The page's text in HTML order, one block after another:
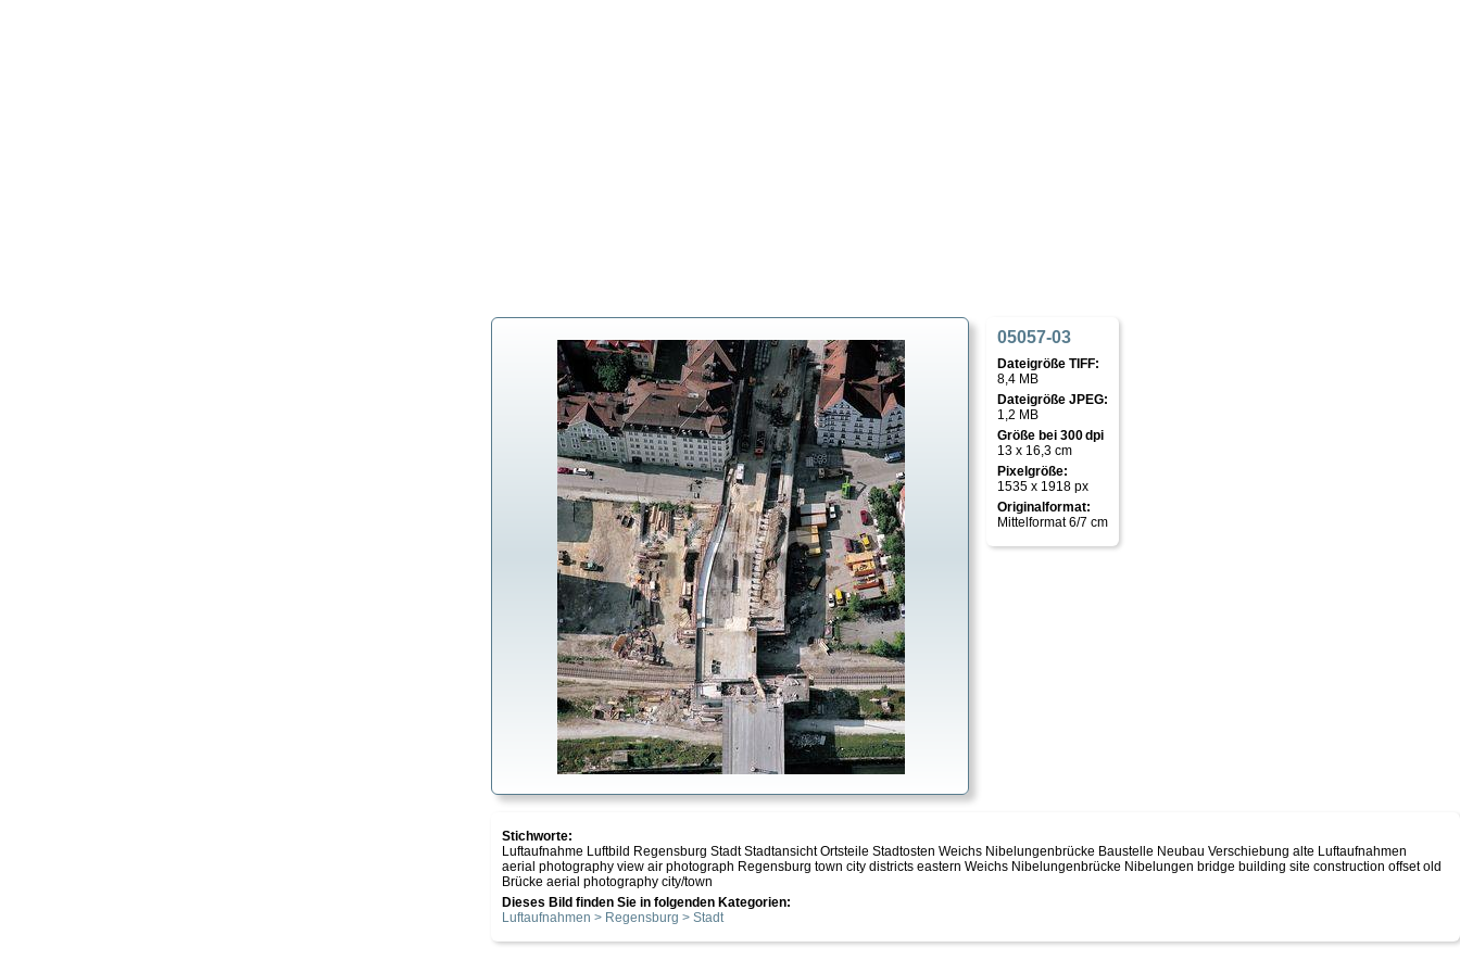
05057-03
Dateigröße TIFF:
8,4 MB
Dateigröße JPEG:
1,2 MB
Größe bei 300 dpi
13 x 16,3 cm
Pixelgröße:
1535 x 1918 px
Originalformat:
Mittelformat 6/7 cm
Stichworte:
Luftaufnahme Luftbild Regensburg Stadt Stadtansicht Ortsteile Stadtosten Weichs Nibelungenbrücke Baustelle Neubau Verschiebung alte Luftaufnahmen
aerial photography view air photograph Regensburg town city districts eastern Weichs Nibelungenbrücke Nibelungen bridge building site construction offset old
Brücke aerial photography city/town
Dieses Bild finden Sie in folgenden Kategorien:
Luftaufnahmen > Regensburg > Stadt